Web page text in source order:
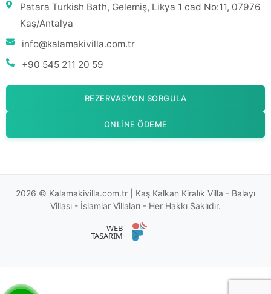
Patara Turkish Bath, Gelemiş, Likya 1 cad No:11, 07976
Kaş/Antalya
info@kalamakivilla.com.tr
+90 545 211 20 59
REZERVASYON SORGULA
ONLINE ÖDEME
2026 © Kalamakivilla.com.tr | Kaş Kalkan Kiralık Villa - Balayı
Villası - İslamlar Villaları - Her Hakkı Saklıdır.